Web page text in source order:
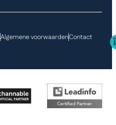
Algemene voorwaardenContact